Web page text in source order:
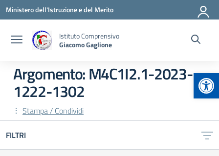
Vai ai contenuti
Vai al menu di navigazione
Vai al footer
Ministero dell'Istruzione e del Merito
Istituto Comprensivo
Giacomo Gaglione
Argomento: M4C1I2.1-2023-
1222-1302
Stampa / Condividi
FILTRI